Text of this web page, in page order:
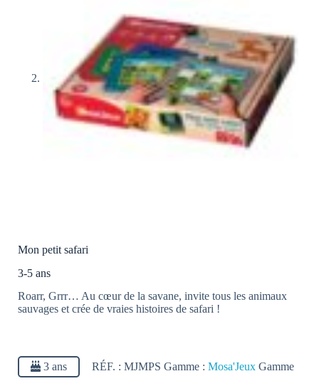
Mon petit safari
3-5 ans
Roarr, Grrr… Au cœur de la savane, invite tous les animaux
sauvages et crée de vraies histoires de safari !
3 ans RÉF. :MJMPS Gamme :Mosa'Jeux Gamme